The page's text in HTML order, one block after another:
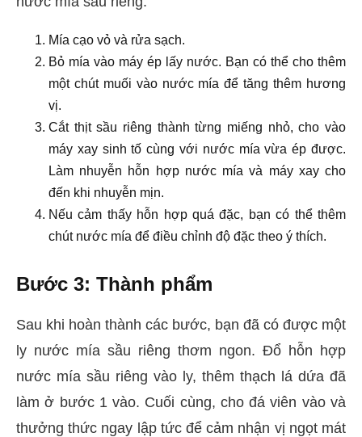
Mía cạo vỏ và rửa sạch.
Bỏ mía vào máy ép lấy nước. Bạn có thể cho thêm
một chút muối vào nước mía để tăng thêm hương
vị.
Cắt thịt sầu riêng thành từng miếng nhỏ, cho vào
máy xay sinh tố cùng với nước mía vừa ép được.
Làm nhuyễn hỗn hợp nước mía và máy xay cho
đến khi nhuyễn mịn.
Nếu cảm thấy hỗn hợp quá đặc, bạn có thể thêm
chút nước mía để điều chỉnh độ đặc theo ý thích.
Bước 3: Thành phẩm
Sau khi hoàn thành các bước, bạn đã có được một
ly nước mía sầu riêng thơm ngon. Đổ hỗn hợp
nước mía sầu riêng vào ly, thêm thạch lá dứa đã
làm ở bước 1 vào. Cuối cùng, cho đá viên vào và
thưởng thức ngay lập tức để cảm nhận vị ngọt mát